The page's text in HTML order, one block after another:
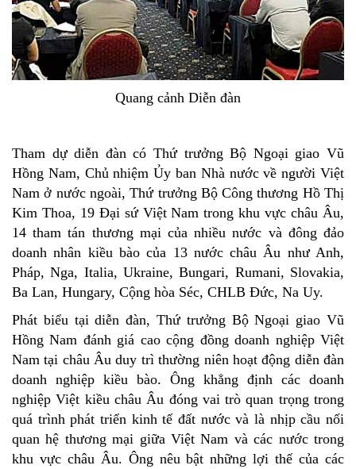
Quang cảnh Diễn đàn
Tham dự diễn đàn có Thứ trưởng Bộ Ngoại giao Vũ
Hồng Nam, Chủ nhiệm Ủy ban Nhà nước về người Việt
Nam ở nước ngoài, Thứ trưởng Bộ Công thương Hồ Thị
Kim Thoa, 19 Đại sứ Việt Nam trong khu vực châu Âu,
14 tham tán thương mại của nhiều nước và đông đảo
doanh nhân kiều bào của 13 nước châu Âu như Anh,
Pháp, Nga, Italia, Ukraine, Bungari, Rumani, Slovakia,
Ba Lan, Hungary, Cộng hòa Séc, CHLB Đức, Na Uy.
Phát biểu tại diễn đàn, Thứ trưởng Bộ Ngoại giao Vũ
Hồng Nam đánh giá cao cộng đồng doanh nghiệp Việt
Nam tại châu Âu duy trì thường niên hoạt động diễn đàn
doanh nghiệp kiều bào. Ông khẳng định các doanh
nghiệp Việt kiều châu Âu đóng vai trò quan trọng trong
quá trình phát triển kinh tế đất nước và là nhịp cầu nối
quan hệ thương mại giữa Việt Nam và các nước trong
khu vực châu Âu. Ông nêu bật những lợi thế của các